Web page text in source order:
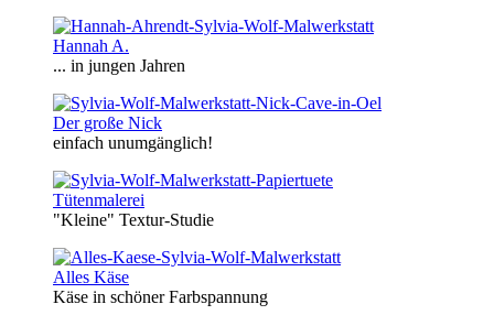
Hannah A.
... in jungen Jahren
Der große Nick
einfach unumgänglich!
Tütenmalerei
"Kleine" Textur-Studie
Alles Käse
Käse in schöner Farbspannung